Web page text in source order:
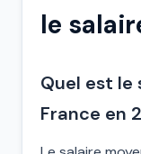
le
Quel est
France en